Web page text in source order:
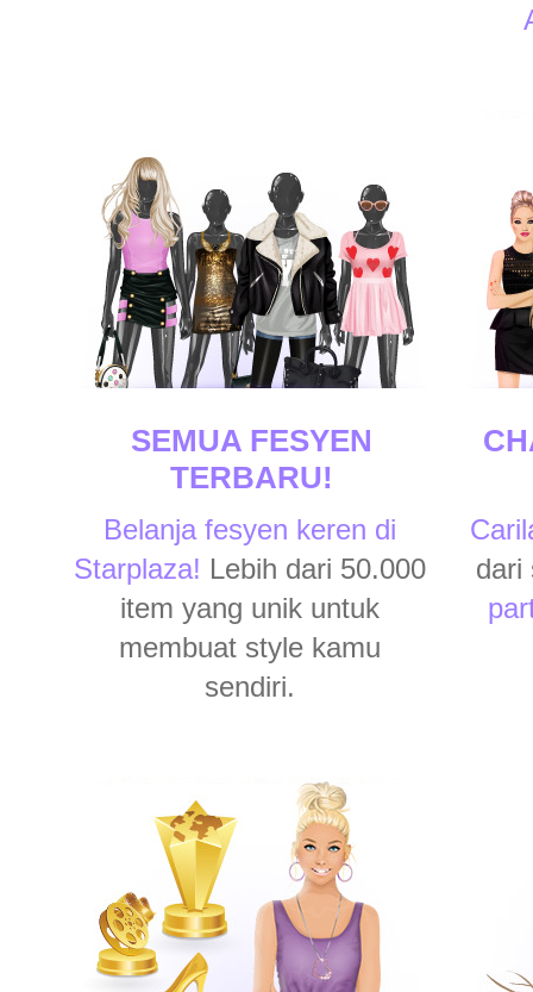
SEMUA FESYEN
TERBARU!
Belanja fesyen keren di
Starplaza! Lebih dari 50.000
item yang unik untuk
membuat style kamu
sendiri.
dari